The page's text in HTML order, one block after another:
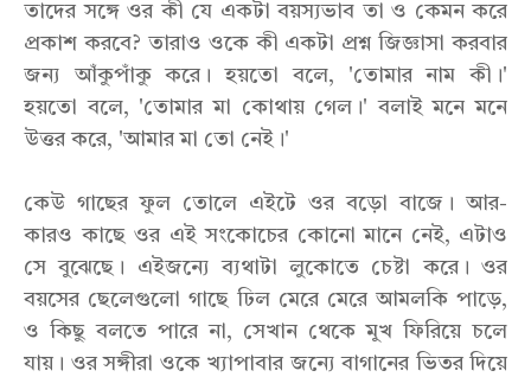
তাদের সঙ্গে ওর কী যে একটা বয়স্যভাব তা ও কেমন করে
প্রকাশ করবে? তারাও ওকে কী একটা প্রশ্ন জিজ্ঞাসা করবার
জন্য আঁকুপাঁকু করে। হয়তো বলে, 'তোমার নাম কী।'
হয়তো বলে, 'তোমার মা কোথায় গেল।' বলাই মনে মনে
উত্তর করে, 'আমার মা তো নেই।'
কেউ গাছের ফুল তোলে এইটে ওর বড়ো বাজে। আর-
কারও কাছে ওর এই সংকোচের কোনো মানে নেই, এটাও
সে বুঝেছে। এইজন্যে ব্যথাটা লুকোতে চেষ্টা করে। ওর
বয়সের ছেলেগুলো গাছে ঢিল মেরে মেরে আমলকি পাড়ে,
ও কিছু বলতে পারে না, সেখান থেকে মুখ ফিরিয়ে চলে
যায়। ওর সঙ্গীরা ওকে খ্যাপাবার জন্যে বাগানের ভিতর দিয়ে